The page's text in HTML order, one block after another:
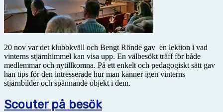
20 nov var det klubbkväll och Bengt Rönde gav en lektion i vad
vinterns stjärnhimmel kan visa upp. En välbesökt träff för både
medlemmar och nytillkomna. På ett enkelt och pedagogiskt sätt gav
han tips för den intresserade hur man känner igen vinterns
stjärnbilder och spännande objekt i dem.
Scouter på besök